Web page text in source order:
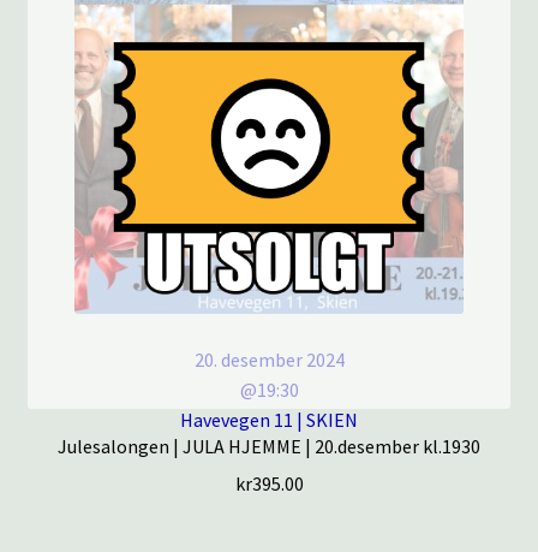
20. desember 2024
@19:30
Havevegen 11 | SKIEN
Julesalongen | JULA HJEMME | 20.desember kl.1930
kr395.00